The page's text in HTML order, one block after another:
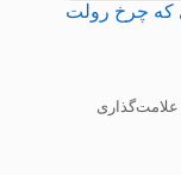
که چرخ رولت